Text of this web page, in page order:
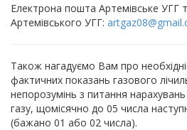
Електрона пошта Артемівське УГГ
Артемівського УГГ:
Також нагадуємо Вам про
фактичних показань газового
непорозумінь з питання
газу, щомісячно до 05 числа
(бажано 01 або 02 числа).